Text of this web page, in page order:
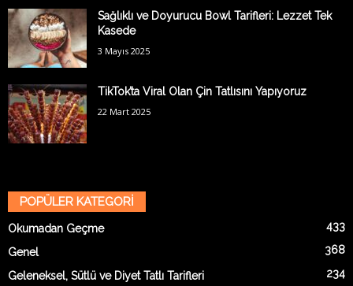
Sağlıklı ve Doyurucu Bowl Tarifleri: Lezzet Tek
Kasede
3 Mayıs 2025
TikTok’ta Viral Olan Çin Tatlısını Yapıyoruz
22 Mart 2025
POPÜLER KATEGORİ
Okumadan Geçme 433
Genel 368
Geleneksel, Sütlü ve Diyet Tatlı Tarifleri 234